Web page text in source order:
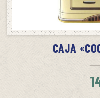
AVÍSAME
CAJA